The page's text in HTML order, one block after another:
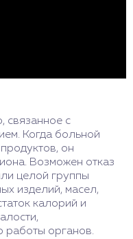
связанное с
Когда больной
он
Возможен отказ
целой группы
изделий, масел,
калорий и
работы органов.